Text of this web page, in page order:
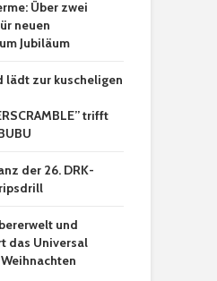
Über zwei
neuen
Jubiläum
lädt zur kuscheligen
trifft
der 26. DRK-
und
das Universal